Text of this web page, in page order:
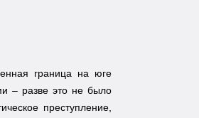
граница на юге
– разве это не было
преступление,